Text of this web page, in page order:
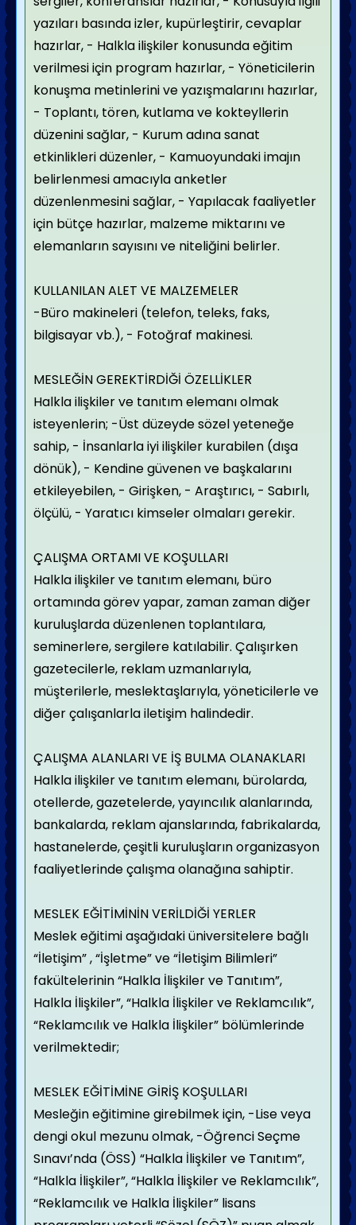
yazıları basında izler, kupürleştirir, cevaplar
hazırlar, - Halkla ilişkiler konusunda eğitim
verilmesi için program hazırlar, - Yöneticilerin
konuşma metinlerini ve yazışmalarını hazırlar,
- Toplantı, tören, kutlama ve kokteyllerin
düzenini sağlar, - Kurum adına sanat
etkinlikleri düzenler, - Kamuoyundaki imajın
belirlenmesi amacıyla anketler
düzenlenmesini sağlar, - Yapılacak faaliyetler
için bütçe hazırlar, malzeme miktarını ve
elemanların sayısını ve niteliğini belirler.
KULLANILAN ALET VE MALZEMELER
-Büro makineleri (telefon, teleks, faks,
bilgisayar vb.), - Fotoğraf makinesi.
MESLEĞİN GEREKTİRDİĞİ ÖZELLİKLER
Halkla ilişkiler ve tanıtım elemanı olmak
isteyenlerin; -Üst düzeyde sözel yeteneğe
sahip, - İnsanlarla iyi ilişkiler kurabilen (dışa
dönük), - Kendine güvenen ve başkalarını
etkileyebilen, - Girişken, - Araştırıcı, - Sabırlı,
ölçülü, - Yaratıcı kimseler olmaları gerekir.
ÇALIŞMA ORTAMI VE KOŞULLARI
Halkla ilişkiler ve tanıtım elemanı, büro
ortamında görev yapar, zaman zaman diğer
kuruluşlarda düzenlenen toplantılara,
seminerlere, sergilere katılabilir. Çalışırken
gazetecilerle, reklam uzmanlarıyla,
müşterilerle, meslektaşlarıyla, yöneticilerle ve
diğer çalışanlarla iletişim halindedir.
ÇALIŞMA ALANLARI VE İŞ BULMA OLANAKLARI
Halkla ilişkiler ve tanıtım elemanı, bürolarda,
otellerde, gazetelerde, yayıncılık alanlarında,
bankalarda, reklam ajanslarında, fabrikalarda,
hastanelerde, çeşitli kuruluşların organizasyon
faaliyetlerinde çalışma olanağına sahiptir.
MESLEK EĞİTİMİNİN VERİLDİĞİ YERLER
Meslek eğitimi aşağıdaki üniversitelere bağlı
“İletişim” , “İşletme” ve “İletişim Bilimleri”
fakültelerinin “Halkla İlişkiler ve Tanıtım”,
Halkla İlişkiler”, “Halkla İlişkiler ve Reklamcılık”,
“Reklamcılık ve Halkla İlişkiler” bölümlerinde
verilmektedir;
MESLEK EĞİTİMİNE GİRİŞ KOŞULLARI
Mesleğin eğitimine girebilmek için, -Lise veya
dengi okul mezunu olmak, -Öğrenci Seçme
Sınavı’nda (ÖSS) “Halkla İlişkiler ve Tanıtım”,
“Halkla İlişkiler”, “Halkla İlişkiler ve Reklamcılık”,
“Reklamcılık ve Halkla İlişkiler” lisans